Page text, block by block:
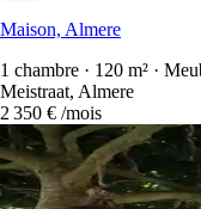
Maison, Almere
1 chambre · 120 m² ·
Meistraat, Almere
2 350 € /mois